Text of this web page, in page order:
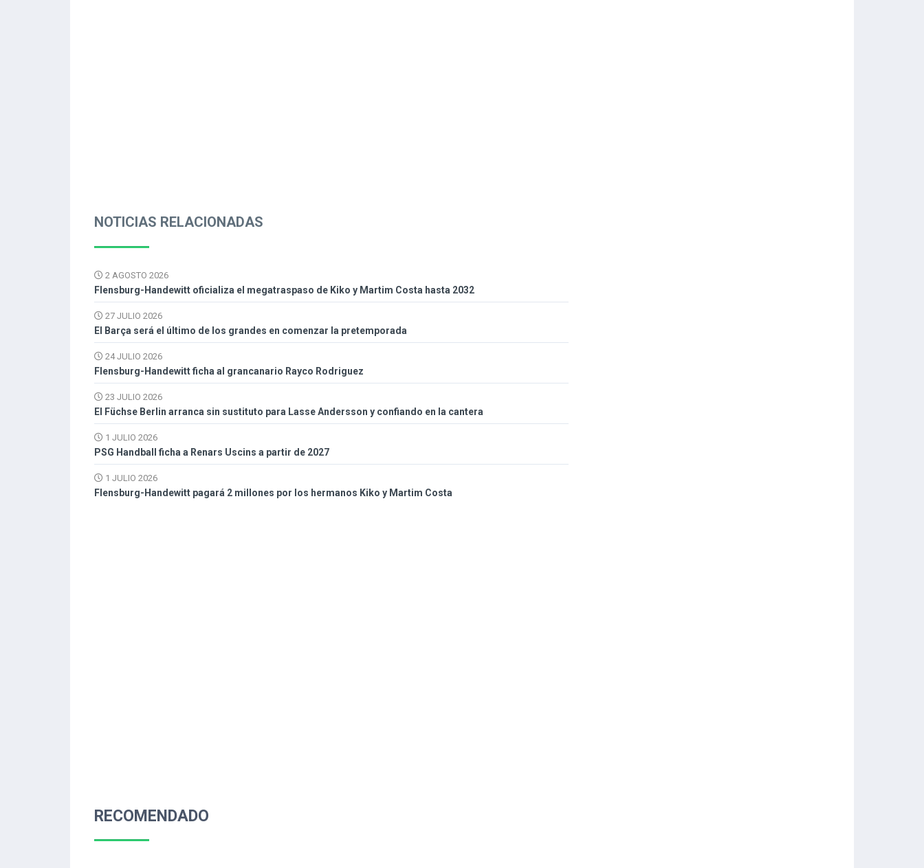
NOTICIAS RELACIONADAS
2 AGOSTO 2026
Flensburg-Handewitt oficializa el megatraspaso de Kiko y Martim Costa hasta 2032
27 JULIO 2026
El Barça será el último de los grandes en comenzar la pretemporada
24 JULIO 2026
Flensburg-Handewitt ficha al grancanario Rayco Rodriguez
23 JULIO 2026
El Füchse Berlin arranca sin sustituto para Lasse Andersson y confiando en la cantera
1 JULIO 2026
PSG Handball ficha a Renars Uscins a partir de 2027
1 JULIO 2026
Flensburg-Handewitt pagará 2 millones por los hermanos Kiko y Martim Costa
RECOMENDADO